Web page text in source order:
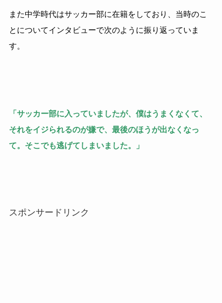
また中学時代はサッカー部に在籍をしており、当時のこ
とについてインタビューで次のように振り返っていま
す。
「サッカー部に入っていましたが、僕はうまくなくて、
それをイジられるのが嫌で、最後のほうが出なくなっ
て。そこでも逃げてしまいました。」
スポンサードリンク